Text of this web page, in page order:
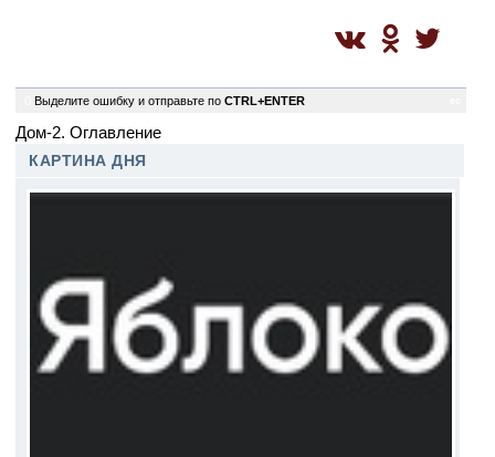
Выделите ошибку и отправьте по CTRL+ENTER
Дом-2. Оглавление
КАРТИНА ДНЯ